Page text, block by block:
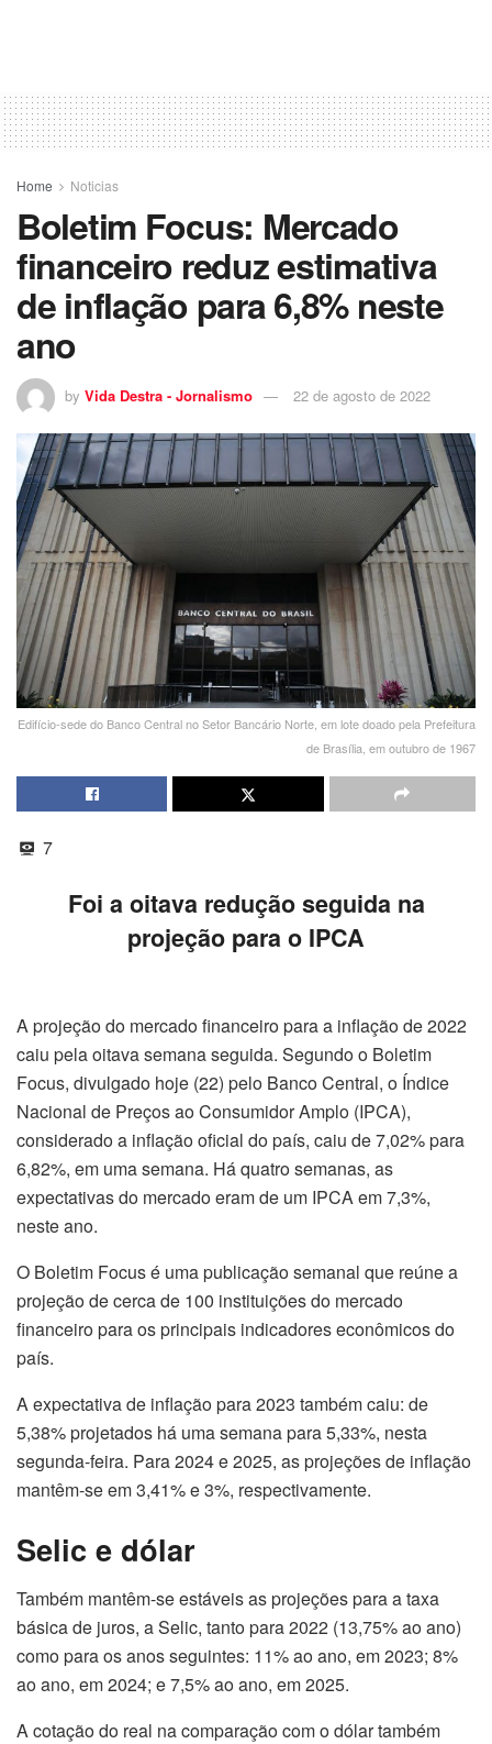
Home Noticias
Boletim Focus: Mercado
financeiro reduz estimativa
de inflação para 6,8% neste
ano
by Vida Destra - Jornalismo 22 de agosto de 2022
Edifício-sede do Banco Central no Setor Bancário Norte, em lote doado pela Prefeitura
de Brasília, em outubro de 1967
7
Foi a oitava redução seguida na
projeção para o IPCA
A projeção do mercado financeiro para a inflação de 2022
caiu pela oitava semana seguida. Segundo o Boletim
Focus, divulgado hoje (22) pelo Banco Central, o Índice
Nacional de Preços ao Consumidor Amplo (IPCA),
considerado a inflação oficial do país, caiu de 7,02% para
6,82%, em uma semana. Há quatro semanas, as
expectativas do mercado eram de um IPCA em 7,3%,
neste ano.
O Boletim Focus é uma publicação semanal que reúne a
projeção de cerca de 100 instituições do mercado
financeiro para os principais indicadores econômicos do
país.
A expectativa de inflação para 2023 também caiu: de
5,38% projetados há uma semana para 5,33%, nesta
segunda-feira. Para 2024 e 2025, as projeções de inflação
mantêm-se em 3,41% e 3%, respectivamente.
Selic e dólar
Também mantêm-se estáveis as projeções para a taxa
básica de juros, a Selic, tanto para 2022 (13,75% ao ano)
como para os anos seguintes: 11% ao ano, em 2023; 8%
ao ano, em 2024; e 7,5% ao ano, em 2025.
A cotação do real na comparação com o dólar também